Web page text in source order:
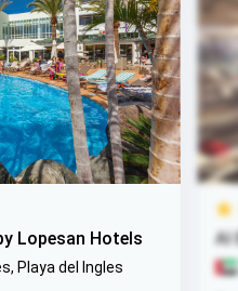
Lopesan Hotels
Playa del Ingles
Al